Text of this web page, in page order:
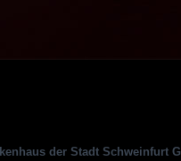
der Stadt Schweinfurt